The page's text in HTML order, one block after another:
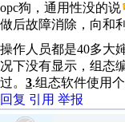
opc狗，通用性没的说
做后故障消除，向和
操作人员都是40多大
况下没有显示，组态
过。 3.组态软件使用
回复 引用 举报